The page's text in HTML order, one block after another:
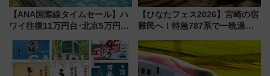
【ANA国際線タイムセール】ハ
ワイ往復11万円台･北京5万円台
来春のGW旅行まで狙える激ア
ツ路線まとめ（8/10まで）
【ひなたフェス2026】宮崎の宿
難民へ！特急787系で一晩過ご
ローおひさま」が救世主に？